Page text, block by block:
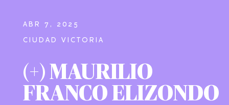
ABR 7, 2025
CIUDAD VICTORIA
(+) MAURILIO
FRANCO ELIZONDO